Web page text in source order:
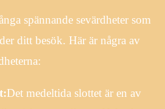
spännande sevärdheter som
ditt besök. Här är några av
Det medeltida slottet är en av